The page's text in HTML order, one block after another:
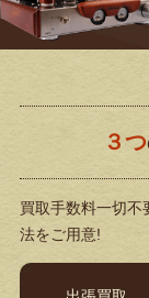
３つ
買取手数料一切不
法をご用意!